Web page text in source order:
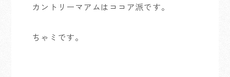
カントリーマアムはココア派です。
ちゃミです。